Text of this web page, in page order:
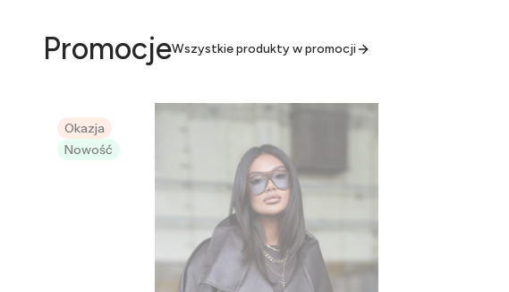
PromocjeWszystkie produkty w promocji
Okazja
Nowość